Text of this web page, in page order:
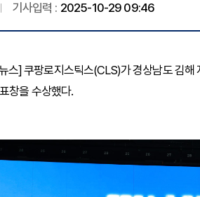
기사입력 : 2025-10-29 09:46
스] 쿠팡로지스틱스(CLS)가 경상남도 김
창을 수상했다.